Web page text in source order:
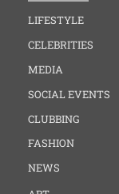
LIFESTYLE
CELEBRITIES
MEDIA
SOCIAL EVENTS
CLUBBING
FASHION
NEWS